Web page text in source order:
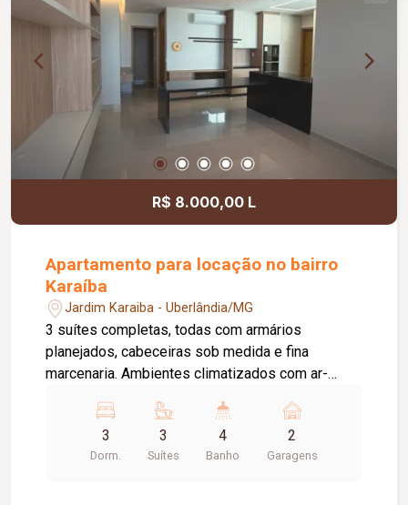
R$ 8.000,00 L
Apartamento para locação no bairro
Karaíba
Jardim Karaiba - Uberlândia/MG
3 suítes completas, todas com armários
planejados, cabeceiras sob medida e fina
marcenaria. Ambientes climatizados com ar-
iluminação e excelente acabamento. Sala
integrada à cozinha americana com adega,
proporcionando amplitude e praticidade. A
3
Dorm.
3
Suítes
4
Banho
2
Garagens